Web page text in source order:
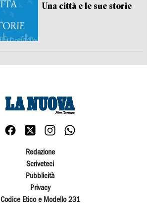
Una città e le sue storie
Redazione
Scriveteci
Pubblicità
Privacy
Codice Etico e Modello 231